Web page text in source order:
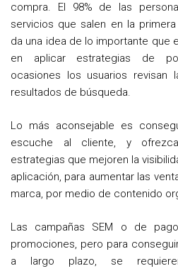
compra. El 98% de las
servicios que salen en la
da una idea de lo importante que
en aplicar estrategias de
ocasiones los usuarios revisan
resultados de búsqueda.
Lo más aconsejable es
escuche al cliente, y
estrategias que mejoren la
aplicación, para aumentar las
marca, por medio de contenido
Las campañas SEM o de
promociones, pero para
a largo plazo, se